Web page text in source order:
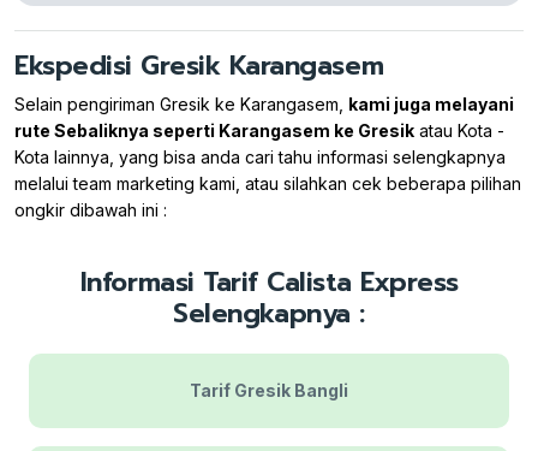
Ekspedisi Gresik Karangasem
Selain pengiriman Gresik ke Karangasem, kami juga melayani
rute Sebaliknya seperti Karangasem ke Gresik atau Kota -
Kota lainnya, yang bisa anda cari tahu informasi selengkapnya
melalui team marketing kami, atau silahkan cek beberapa pilihan
ongkir dibawah ini :
Informasi Tarif Calista Express
Selengkapnya :
Tarif Gresik Bangli